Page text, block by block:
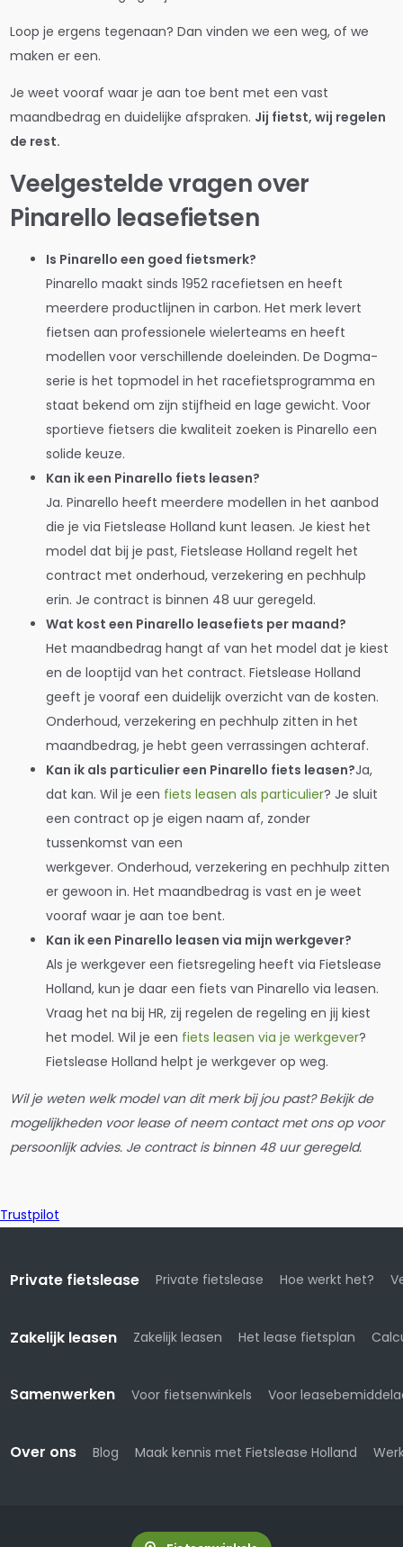
Loop je ergens tegenaan? Dan vinden we een weg, of we
maken er een.
Je weet vooraf waar je aan toe bent met een vast
maandbedrag en duidelijke afspraken. Jij fietst, wij regelen
de rest.
Veelgestelde vragen over
Pinarello leasefietsen
Is Pinarello een goed fietsmerk?
Pinarello maakt sinds 1952 racefietsen en heeft
meerdere productlijnen in carbon. Het merk levert
fietsen aan professionele wielerteams en heeft
modellen voor verschillende doeleinden. De Dogma-
serie is het topmodel in het racefietsprogramma en
staat bekend om zijn stijfheid en lage gewicht. Voor
sportieve fietsers die kwaliteit zoeken is Pinarello een
solide keuze.
Kan ik een Pinarello fiets leasen?
Ja. Pinarello heeft meerdere modellen in het aanbod
die je via Fietslease Holland kunt leasen. Je kiest het
model dat bij je past, Fietslease Holland regelt het
contract met onderhoud, verzekering en pechhulp
erin. Je contract is binnen 48 uur geregeld.
Wat kost een Pinarello leasefiets per maand?
Het maandbedrag hangt af van het model dat je kiest
en de looptijd van het contract. Fietslease Holland
geeft je vooraf een duidelijk overzicht van de kosten.
Onderhoud, verzekering en pechhulp zitten in het
maandbedrag, je hebt geen verrassingen achteraf.
Kan ik als particulier een Pinarello fiets leasen?Ja,
dat kan. Wil je een fiets leasen als particulier? Je sluit
een contract op je eigen naam af, zonder
tussenkomst van een
⁠werkgever. Onderhoud, verzekering en pechhulp zitten
er gewoon in. Het maandbedrag is vast en je weet
vooraf waar je aan toe bent.
Kan ik een Pinarello leasen via mijn werkgever?
Als je werkgever een fietsregeling heeft via Fietslease
Holland, kun je daar een fiets van Pinarello via leasen.
Vraag het na bij HR, zij regelen de regeling en jij kiest
het model. Wil je een fiets leasen via je werkgever?
Fietslease Holland helpt je werkgever op weg.
Wil je weten welk model van dit merk bij jou past? Bekijk de
mogelijkheden voor lease of neem contact met ons op voor
persoonlijk advies. Je contract is binnen 48 uur geregeld.
Trustpilot
Private fietslease Private fietslease Hoe werkt het?
Zakelijk leasen Zakelijk leasen Het lease fietsplan
Samenwerken Voor fietsenwinkels Voor
Over ons Blog Maak kennis met Fietslease Holland